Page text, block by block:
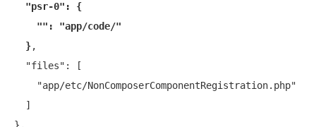
"psr-0": {
    "": "app/code/"
  }
,
  "files": [
    "app/etc/NonComposerComponentRegistration.php"
  ]